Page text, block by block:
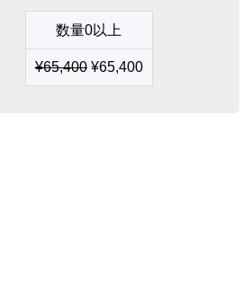
ヒ
ー
タ
ー
数量0以上
¥65,400 ¥65,400